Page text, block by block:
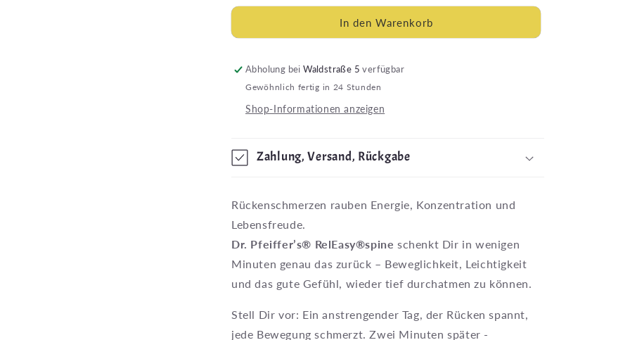
In den Warenkorb
Abholung beiWaldstraße 5 verfügbar
Gewöhnlich fertig in 24 Stunden
Shop-Informationen anzeigen
Zahlung, Versand, Rückgabe
Rückenschmerzen rauben Energie, Konzentration und
Lebensfreude.
Dr. Pfeiffer’s® RelEasy®spine schenkt Dir in wenigen
Minuten genau das zurück – Beweglichkeit, Leichtigkeit
und das gute Gefühl, wieder tief durchatmen zu können.
Stell Dir vor: Ein anstrengender Tag, der Rücken spannt,
jede Bewegung schmerzt. Zwei Minuten später -